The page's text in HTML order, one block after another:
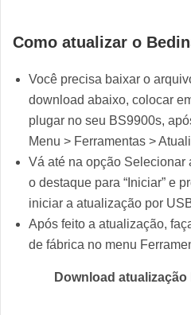
Como atualizar o
Você precisa baixar o
download abaixo, colocar
plugar no seu BS9900s,
Menu > Ferramentas >
Vá até na opção Selecionar
o destaque para “Iniciar” e
iniciar a atualização por
Após feito a atualização,
de fábrica no menu
Download